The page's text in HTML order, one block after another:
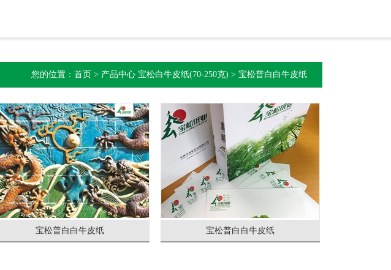
您的位置： 首页 > 产品中心 宝松白牛皮纸(70-250克) > 宝松普白白牛皮纸
宝松普白白牛皮纸 宝松普白白牛皮纸